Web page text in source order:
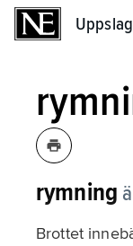
rymning
Brottet